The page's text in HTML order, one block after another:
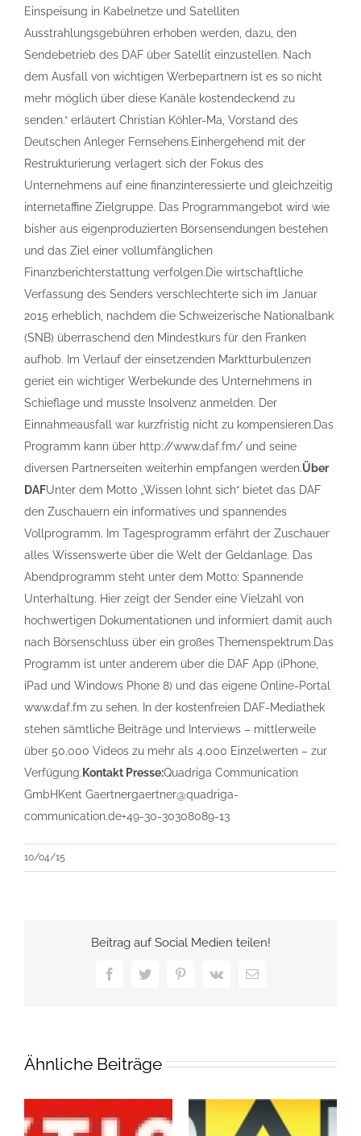
Einspeisung in Kabelnetze und Satelliten
Ausstrahlungsgebühren erhoben werden, dazu, den
Sendebetrieb des DAF über Satellit einzustellen. Nach
dem Ausfall von wichtigen Werbepartnern ist es so nicht
mehr möglich über diese Kanäle kostendeckend zu
senden.“ erläutert Christian Köhler-Ma, Vorstand des
Deutschen Anleger Fernsehens.Einhergehend mit der
Restrukturierung verlagert sich der Fokus des
Unternehmens auf eine finanzinteressierte und gleichzeitig
internetaffine Zielgruppe. Das Programmangebot wird wie
bisher aus eigenproduzierten Börsensendungen bestehen
und das Ziel einer vollumfänglichen
Finanzberichterstattung verfolgen.Die wirtschaftliche
Verfassung des Senders verschlechterte sich im Januar
2015 erheblich, nachdem die Schweizerische Nationalbank
(SNB) überraschend den Mindestkurs für den Franken
aufhob. Im Verlauf der einsetzenden Marktturbulenzen
geriet ein wichtiger Werbekunde des Unternehmens in
Schieflage und musste Insolvenz anmelden. Der
Einnahmeausfall war kurzfristig nicht zu kompensieren.Das
Programm kann über http://www.daf.fm/ und seine
diversen Partnerseiten weiterhin empfangen werden.Über
DAFUnter dem Motto „Wissen lohnt sich“ bietet das DAF
den Zuschauern ein informatives und spannendes
Vollprogramm. Im Tagesprogramm erfährt der Zuschauer
alles Wissenswerte über die Welt der Geldanlage. Das
Abendprogramm steht unter dem Motto: Spannende
Unterhaltung. Hier zeigt der Sender eine Vielzahl von
hochwertigen Dokumentationen und informiert damit auch
nach Börsenschluss über ein großes Themenspektrum.Das
Programm ist unter anderem über die DAF App (iPhone,
iPad und Windows Phone 8) und das eigene Online-Portal
www.daf.fm zu sehen. In der kostenfreien DAF-Mediathek
stehen sämtliche Beiträge und Interviews – mittlerweile
über 50.000 Videos zu mehr als 4.000 Einzelwerten – zur
Verfügung. Kontakt Presse:Quadriga Communication
GmbHKent Gaertnergaertner@quadriga-
communication.de+49-30-30308089-13
10/04/15
Beitrag auf Social Medien teilen!
FacebookTwitterPinterest
Vk
E-
Ähnliche Beiträge